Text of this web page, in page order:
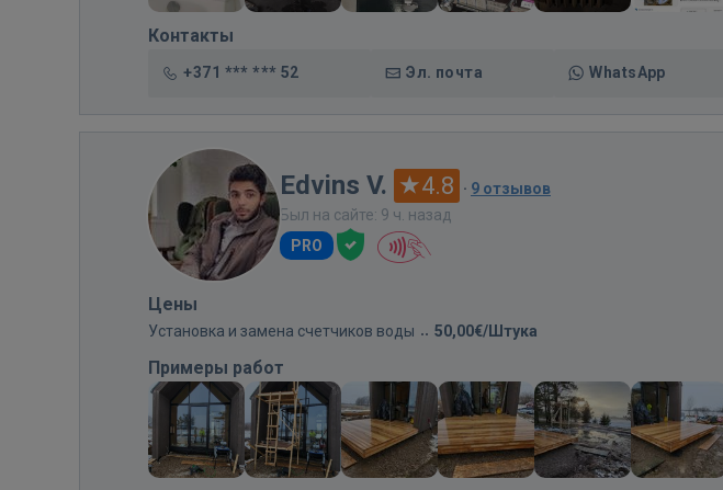
Контакты
+371 *** *** 52 Эл. почта WhatsApp
Edvins V. 4.8 · 9 отзывов
Был на сайте: 9 ч. назад
PRO
Цены
Установка и замена счетчиков воды 50,00€/Штука
Примеры работ